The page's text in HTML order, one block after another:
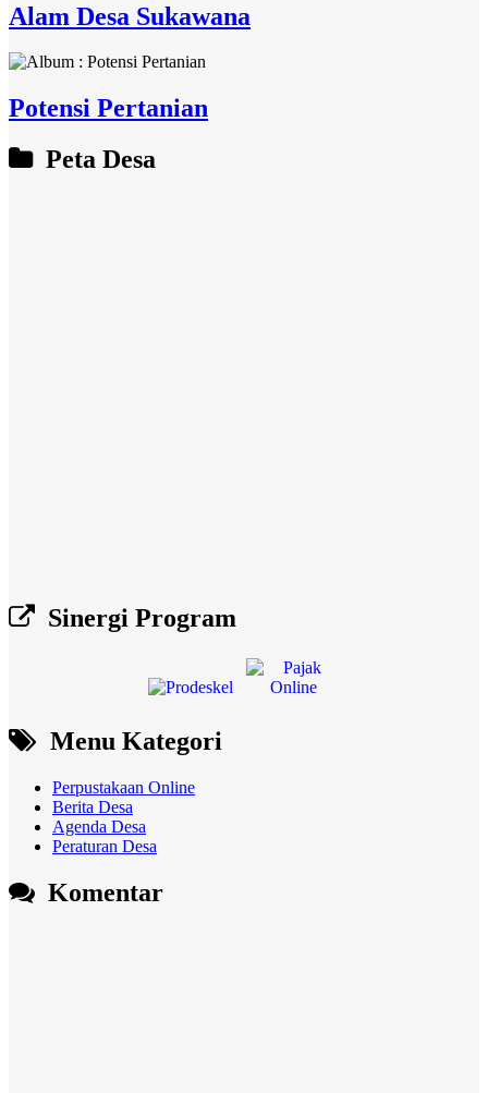
Alam Desa Sukawana
Potensi Pertanian
Peta Desa
Sinergi Program
Menu Kategori
Perpustakaan Online
Berita Desa
Agenda Desa
Peraturan Desa
Komentar